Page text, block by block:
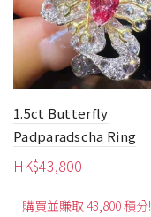
1.5ct Butterfly
Padparadscha Ring
HK$43,800
購買並賺取 43,800 積分!